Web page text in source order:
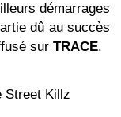
démarrages
dû au succès
sur TRACE.
Street Killz